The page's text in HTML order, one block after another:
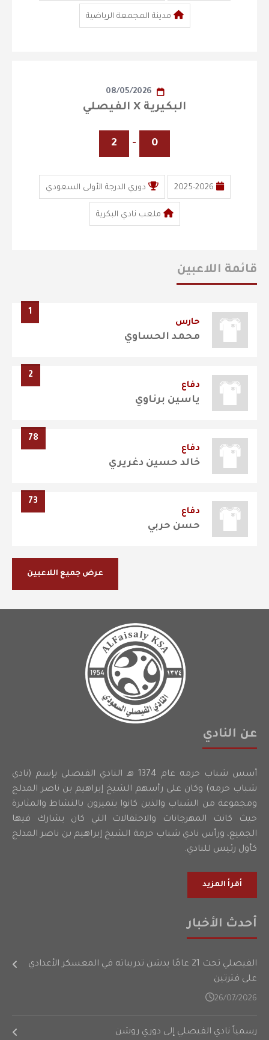
مدينة المجمعة الرياضية
08/05/2026
البكيرية X الفيصلي
0
-
2
2025-2026 دوري الدرجة الأولى السعودي
ملعب نادي البكرية
قائمة اللاعبين
1
حارس
محمد الحساوي
2
دفاع
ياسين برناوي
78
دفاع
خالد حسين دغريري
73
دفاع
حسن حربي
عرض جميع اللاعبين
عن النادي
أسس شباب حرمه عام 1374 هـ النادي الفيصلي بإسم (نادي
شباب حرمه) وكان على رأسهم الشيخ إبراهيم بن ناصر المدلج
ومجموعة من الشباب والذين كانوا يتميزون بالنشاط والمثابرة
حيث كانت المهرجانات والاحتفالات التي كان يشارك فيها
الجميع، ورأس نادي شباب حرمة الشيخ إبراهيم بن ناصر المدلج
كأول رئيس للنادي.
أقرأ المزيد
أحدث الأخبار
الفيصلي تحت 21 عامًا يدشن تدريباته في المعسكر الأعدادي
على فترتين
26/07/2026
رسمياً نادي الفيصلي إلى دوري روشن